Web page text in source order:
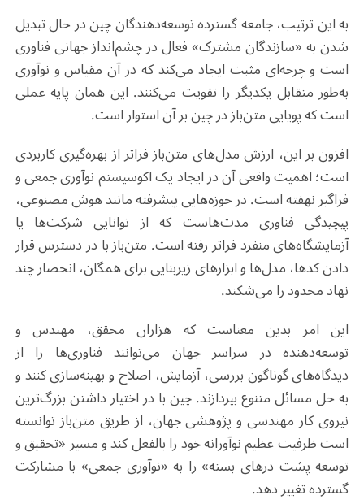
به این ترتیب، جامعه گسترده توسعه‌دهندگان چین در حال تبدیل
شدن به «سازندگان مشترک» فعال در چشم‌انداز جهانی فناوری
است و چرخه‌ای مثبت ایجاد می‌کند که در آن مقیاس و نوآوری
به‌طور متقابل یکدیگر را تقویت می‌کنند. این همان پایه عملی
است که پویایی متن‌باز در چین بر آن استوار است.
افزون بر این، ارزش مدل‌های متن‌باز فراتر از بهره‌گیری کاربردی
است؛ اهمیت واقعی آن در ایجاد یک اکوسیستم نوآوری جمعی و
فراگیر نهفته است. در حوزه‌هایی پیشرفته مانند هوش مصنوعی،
پیچیدگی فناوری مدت‌هاست که از توانایی شرکت‌ها یا
آزمایشگاه‌های منفرد فراتر رفته است. متن‌باز با در دسترس قرار
دادن کدها، مدل‌ها و ابزارهای زیربنایی برای همگان، انحصار چند
نهاد محدود را می‌شکند.
این امر بدین معناست که هزاران محقق، مهندس و
توسعه‌دهنده در سراسر جهان می‌توانند فناوری‌ها را از
دیدگاه‌های گوناگون بررسی، آزمایش، اصلاح و بهینه‌سازی کنند و
به حل مسائل متنوع بپردازند. چین با در اختیار داشتن بزرگ‌ترین
نیروی کار مهندسی و پژوهشی جهان، از طریق متن‌باز توانسته
است ظرفیت عظیم نوآورانه خود را بالفعل کند و مسیر «تحقیق و
توسعه پشت درهای بسته» را به «نوآوری جمعی» با مشارکت
گسترده تغییر دهد.